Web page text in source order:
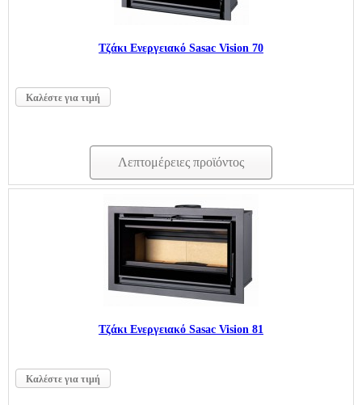
Τζάκι Ενεργειακό Sasac Vision 70
Καλέστε για τιμή
Λεπτομέρειες προϊόντος
Τζάκι Ενεργειακό Sasac Vision 81
Καλέστε για τιμή